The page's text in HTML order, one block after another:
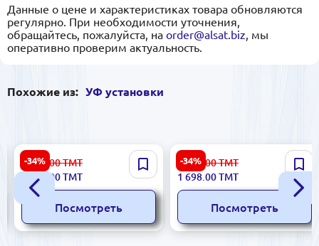
Данные о цене и характеристиках товара обновляются
регулярно. При необходимости уточнения,
обращайтесь, пожалуйста, на order@alsat.biz , мы
оперативно проверим актуальность.
Похожие из: УФ установки
-34%
Philips UV-110W DG-55F |
УФ-система
обеззараживания воды 5
м³/ч
5 342.00ТМТ
3 521.00ТМТ
Посмотреть
-34%
Philips UV-55W | УФ
установка для воды 3 м³/ч
DG-55F
2 576.00ТМТ
1 698.00ТМТ
Посмотреть